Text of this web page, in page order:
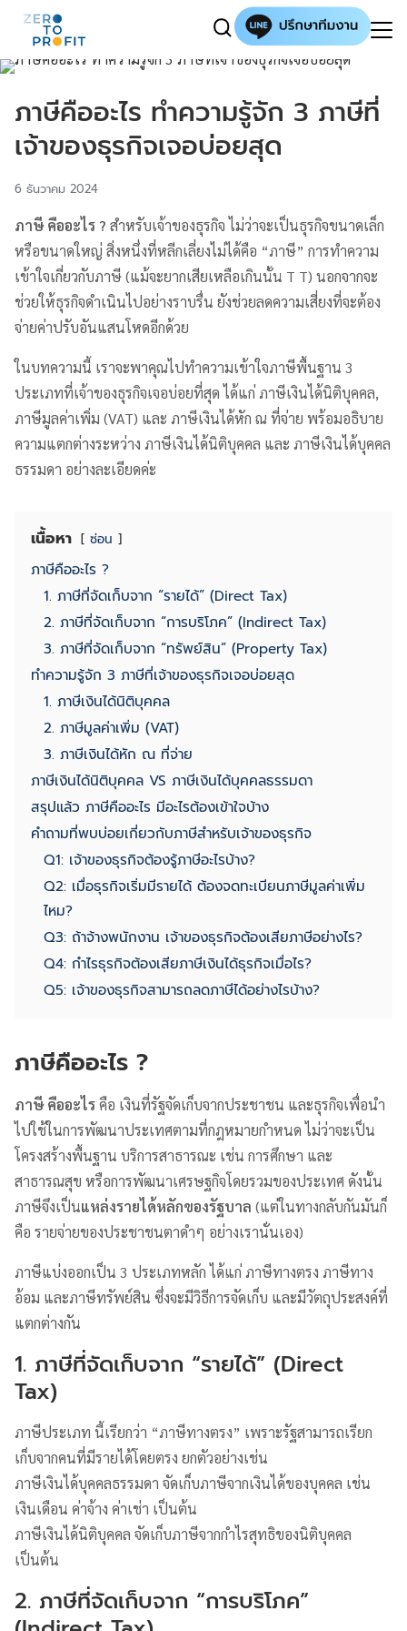
ภาษีคืออะไร ทำความรู้จัก 3 ภาษีที่
เจ้าของธุรกิจเจอบ่อยสุด
6 ธันวาคม 2024
ภาษี คืออะไร ? สำหรับเจ้าของธุรกิจ ไม่ว่าจะเป็นธุรกิจขนาดเล็ก
หรือขนาดใหญ่ สิ่งหนึ่งที่หลีกเลี่ยงไม่ได้คือ “ภาษี” การทำความ
เข้าใจเกี่ยวกับภาษี (แม้จะยากเสียเหลือเกินนั้น T T) นอกจากจะ
ช่วยให้ธุรกิจดำเนินไปอย่างราบรื่น ยังช่วยลดความเสี่ยงที่จะต้อง
จ่ายค่าปรับอันแสนโหดอีกด้วย
ในบทความนี้ เราจะพาคุณไปทำความเข้าใจภาษีพื้นฐาน 3
ประเภทที่เจ้าของธุรกิจเจอบ่อยที่สุด ได้แก่ ภาษีเงินได้นิติบุคคล,
ภาษีมูลค่าเพิ่ม (VAT) และ ภาษีเงินได้หัก ณ ที่จ่าย พร้อมอธิบาย
ความแตกต่างระหว่าง ภาษีเงินได้นิติบุคคล และ ภาษีเงินได้บุคคล
ธรรมดา อย่างละเอียดค่ะ
เนื้อหา ซ่อน
ภาษีคืออะไร ?
1. ภาษีที่จัดเก็บจาก “รายได้” (Direct Tax)
2. ภาษีที่จัดเก็บจาก “การบริโภค” (Indirect Tax)
3. ภาษีที่จัดเก็บจาก “ทรัพย์สิน” (Property Tax)
ทำความรู้จัก 3 ภาษีที่เจ้าของธุรกิจเจอบ่อยสุด
1. ภาษีเงินได้นิติบุคคล
2. ภาษีมูลค่าเพิ่ม (VAT)
3. ภาษีเงินได้หัก ณ ที่จ่าย
ภาษีเงินได้นิติบุคคล VS ภาษีเงินได้บุคคลธรรมดา
สรุปแล้ว ภาษีคืออะไร มีอะไรต้องเข้าใจบ้าง
คำถามที่พบบ่อยเกี่ยวกับภาษีสำหรับเจ้าของธุรกิจ
Q1: เจ้าของธุรกิจต้องรู้ภาษีอะไรบ้าง?
Q2: เมื่อธุรกิจเริ่มมีรายได้ ต้องจดทะเบียนภาษีมูลค่าเพิ่ม
ไหม?
Q3: ถ้าจ้างพนักงาน เจ้าของธุรกิจต้องเสียภาษีอย่างไร?
Q4: กำไรธุรกิจต้องเสียภาษีเงินได้ธุรกิจเมื่อไร?
Q5: เจ้าของธุรกิจสามารถลดภาษีได้อย่างไรบ้าง?
ภาษีคืออะไร ?
ภาษี คืออะไรคือ เงินที่รัฐจัดเก็บจากประชาชน และธุรกิจเพื่อนำ
ไปใช้ในการพัฒนาประเทศตามที่กฎหมายกำหนด ไม่ว่าจะเป็น
โครงสร้างพื้นฐาน บริการสาธารณะ เช่น การศึกษา และ
สาธารณสุข หรือการพัฒนาเศรษฐกิจโดยรวมของประเทศ ดังนั้น
ภาษีจึงเป็นแหล่งรายได้หลักของรัฐบาล (แต่ในทางกลับกันมันก็
คือ รายจ่ายของประชาชนตาดำๆ อย่างเรานั่นเอง)
ภาษีแบ่งออกเป็น 3 ประเภทหลัก ได้แก่ ภาษีทางตรง ภาษีทาง
อ้อม และภาษีทรัพย์สิน ซึ่งจะมีวิธีการจัดเก็บ และมีวัตถุประสงค์ที่
แตกต่างกัน
1. ภาษีที่จัดเก็บจาก “รายได้” (Direct
Tax)
ภาษีประเภท นี้เรียกว่า “ภาษีทางตรง” เพราะรัฐสามารถเรียก
เก็บจากคนที่มีรายได้โดยตรง ยกตัวอย่างเช่น
ภาษีเงินได้บุคคลธรรมดา จัดเก็บภาษีจากเงินได้ของบุคคล เช่น
เงินเดือน ค่าจ้าง ค่าเช่า เป็นต้น
ภาษีเงินได้นิติบุคคล จัดเก็บภาษีจากกำไรสุทธิของนิติบุคคล
เป็นต้น
2. ภาษีที่จัดเก็บจาก “การบริโภค”